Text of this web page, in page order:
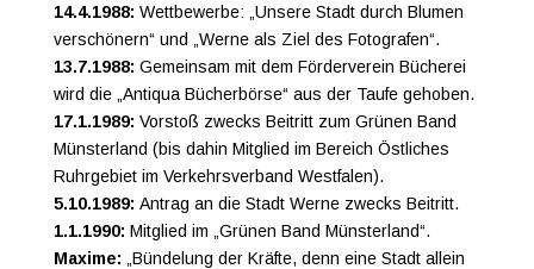
14.4.1988: Wettbewerbe: „Unsere Stadt durch Blumen
verschönern“ und „Werne als Ziel des Fotografen“.
13.7.1988: Gemeinsam mit dem Förderverein Bücherei
wird die „Antiqua Bücherbörse“ aus der Taufe gehoben.
17.1.1989: Vorstoß zwecks Beitritt zum Grünen Band
Münsterland (bis dahin Mitglied im Bereich Östliches
Ruhrgebiet im Verkehrsverband Westfalen).
5.10.1989: Antrag an die Stadt Werne zwecks Beitritt.
1.1.1990: Mitglied im „Grünen Band Münsterland“.
Maxime: „Bündelung der Kräfte, denn eine Stadt allein